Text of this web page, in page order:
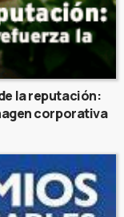
la reputación:
corporativa